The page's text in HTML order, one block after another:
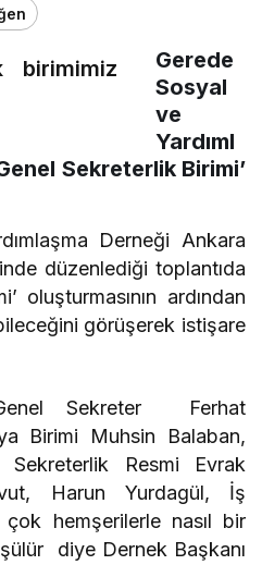
Gerede
Sosyal
ve
Yardıml
Sekreterlik Birimi’
Derneği Ankara
düzenlediği toplantıda
oluşturmasının ardından
görüşerek istişare
Sekreter Ferhat
Birimi Muhsin Balaban,
Sekreterlik Resmi Evrak
Harun Yurdagül, İş
hemşerilerle nasıl bir
diye Dernek Başkanı